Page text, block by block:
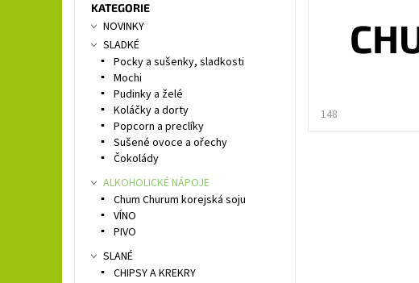
148
KATEGORIE
NOVINKY
SLADKÉ
Pocky a sušenky, sladkosti
Mochi
Pudinky a želé
Koláčky a dorty
Popcorn a preclíky
Sušené ovoce a ořechy
Čokolády
ALKOHOLICKÉ NÁPOJE
Chum Churum korejská soju
VÍNO
PIVO
SLANÉ
CHIPSY A KREKRY